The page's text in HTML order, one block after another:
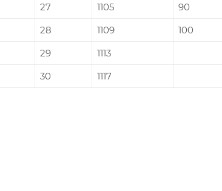
27 1105 90
28 1109 100
29
1113
30 1117